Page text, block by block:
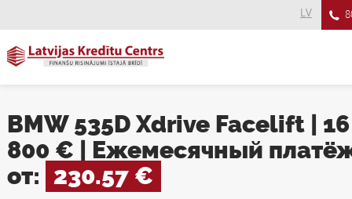
LV
BMW 535D Xdrive Facelift | 16
800 € | Ежемесячный
от: 230.57 €